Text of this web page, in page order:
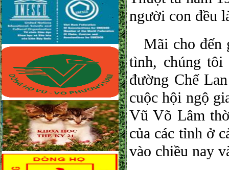
người con đều
Mãi cho đến
tình, chúng tôi
đường Chế
cuộc hội ngộ
Vũ Võ Lâm
của các tỉnh ở
vào chiều nay